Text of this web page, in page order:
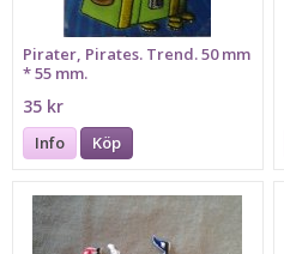
Pirater, Pirates. Trend. 50 mm
* 55 mm.
35 kr
Info Köp